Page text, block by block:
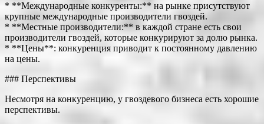
* **Международные конкуренты:** на рынке присутствуют
крупные международные производители гвоздей.
* **Местные производители:** в каждой стране есть свои
производители гвоздей, которые конкурируют за долю рынка.
* **Цены**: конкуренция приводит к постоянному давлению
на цены.
### Перспективы
Несмотря на конкуренцию, у гвоздевого бизнеса есть хорошие
перспективы.